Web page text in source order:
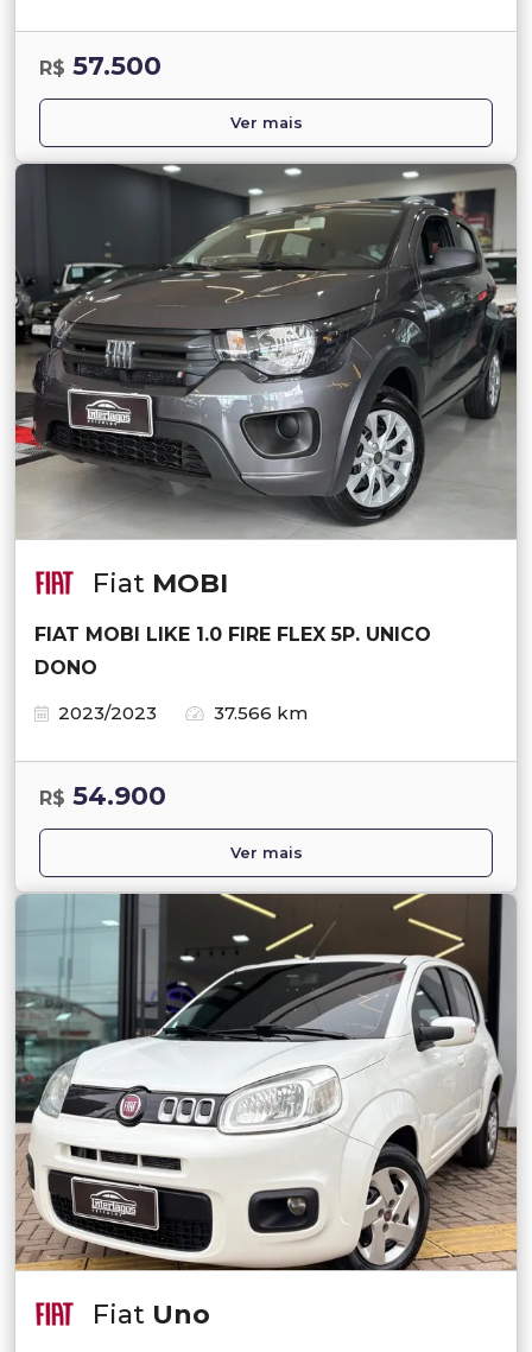
R$ 57.500
Ver mais
Fiat MOBI
FIAT MOBI LIKE 1.0 FIRE FLEX 5P. UNICO
DONO
2023/2023
37.566 km
R$ 54.900
Ver mais
Fiat Uno